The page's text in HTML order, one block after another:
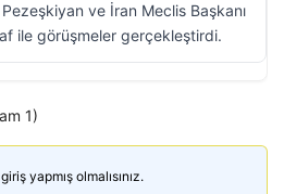
ve İran Meclis Başkanı
ile görüşmeler gerçekleştirdi.
1)
yapmış olmalısınız.